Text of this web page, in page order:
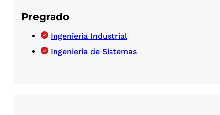
Pregrado
Ingeniería Industrial
Ingeniería de Sistemas